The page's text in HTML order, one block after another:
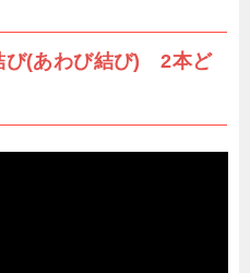
び(あわび結び) 2本ど